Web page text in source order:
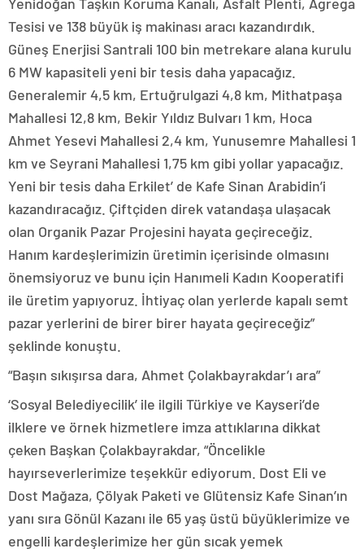
Tesisi ve 138 büyük iş makinası aracı kazandırdık.
Güneş Enerjisi Santrali 100 bin metrekare alana kurulu
6 MW kapasiteli yeni bir tesis daha yapacağız.
Generalemir 4,5 km, Ertuğrulgazi 4,8 km, Mithatpaşa
Mahallesi 12,8 km, Bekir Yıldız Bulvarı 1 km, Hoca
Ahmet Yesevi Mahallesi 2,4 km, Yunusemre Mahallesi 1
km ve Seyrani Mahallesi 1,75 km gibi yollar yapacağız.
Yeni bir tesis daha Erkilet’ de Kafe Sinan Arabidin’i
kazandıracağız. Çiftçiden direk vatandaşa ulaşacak
olan Organik Pazar Projesini hayata geçireceğiz.
Hanım kardeşlerimizin üretimin içerisinde olmasını
önemsiyoruz ve bunu için Hanımeli Kadın Kooperatifi
ile üretim yapıyoruz. İhtiyaç olan yerlerde kapalı semt
pazar yerlerini de birer birer hayata geçireceğiz”
şeklinde konuştu.
“Başın sıkışırsa dara, Ahmet Çolakbayrakdar’ı ara”
‘Sosyal Belediyecilik’ ile ilgili Türkiye ve Kayseri’de
ilklere ve örnek hizmetlere imza attıklarına dikkat
çeken Başkan Çolakbayrakdar, “Öncelikle
hayırseverlerimize teşekkür ediyorum. Dost Eli ve
Dost Mağaza, Çölyak Paketi ve Glütensiz Kafe Sinan’ın
yanı sıra Gönül Kazanı ile 65 yaş üstü büyüklerimize ve
engelli kardeşlerimize her gün sıcak yemek